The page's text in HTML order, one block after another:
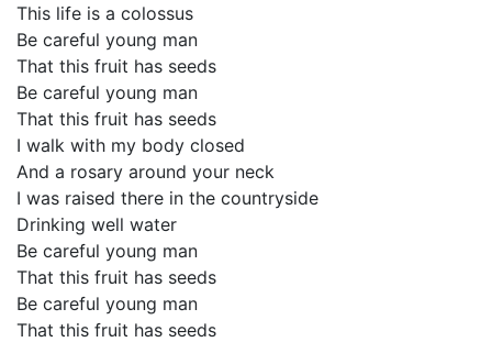
This life is a colossus
Be careful young man
That this fruit has seeds
Be careful young man
That this fruit has seeds
I walk with my body closed
And a rosary around your neck
I was raised there in the countryside
Drinking well water
Be careful young man
That this fruit has seeds
Be careful young man
That this fruit has seeds